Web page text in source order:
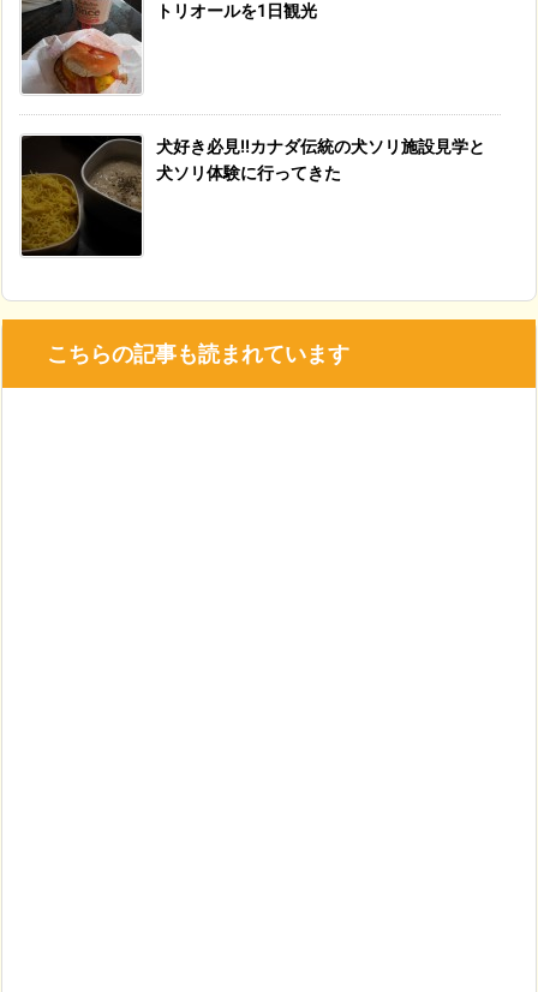
トリオールを1日観光
犬好き必見!!カナダ伝統の犬ソリ施設見学と
犬ソリ体験に行ってきた
こちらの記事も読まれています